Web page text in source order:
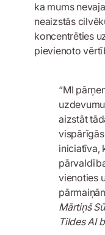
ka mums
neaizstās
koncentrēties
pievienoto
“MI
aizstāt
iniciatīva,
vienoties
Mārtiņš
Tildes AI